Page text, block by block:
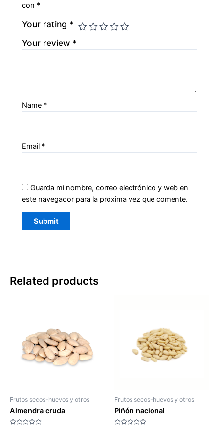
con *
Your rating *
Your review *
Name *
Email *
Guarda mi nombre, correo electrónico y web en
este navegador para la próxima vez que comente.
Related products
Frutos secos-huevos y otros
Almendra cruda
Frutos secos-huevos y otros
Piñón nacional